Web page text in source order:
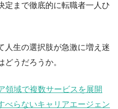
定まで徹底的に転職者一人ひ
人生の選択肢が急激に増え迷
どうだろうか。
領域で複数サービスを展開
べらないキャリアエージェン